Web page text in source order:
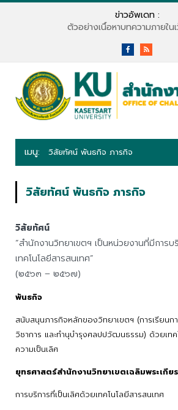
ข่าวอัพเดท :
ตัวอย่างเนื้อหาบทความภายใน
FacebookRSS
เมนู: วิสัยทัศน์ พันธกิจ ภารกิจ
วิสัยทัศน์ พันธกิจ ภารกิจ
วิสัยทัศน์
“สำนักงานวิทยาเขตฯ เป็นหน่วยงานที่มีการบ
เทคโนโลยีสารสนเทศ”
(๒๕๖๓ – ๒๕๖๗)
พันธกิจ
สนับสนุนภารกิจหลักของวิทยาเขตฯ (การเรียนก
วิชาการ และทำนุบำรุงศลปปวัฒนธรรม) ด้วยเทค
ความเป็นเลิศ
ยุทธศาสตร์สำนักงานวิทยาเขตเฉลิมพระเกี
การบริการที่เป็นเลิศด้วยเทคโนโลยีสารสนเทศ